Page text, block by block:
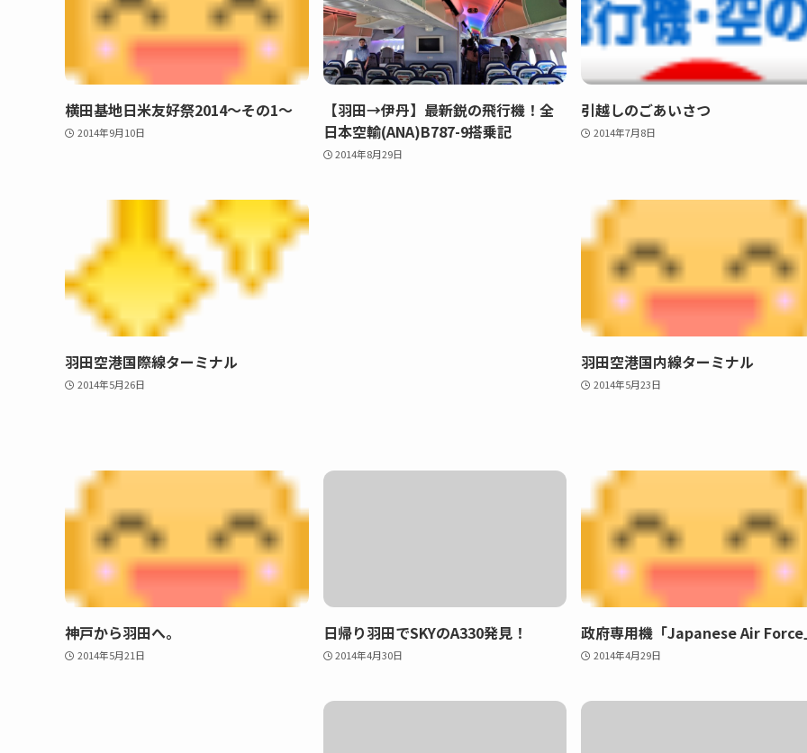
横田基地日米友好祭2014～その1～
2014年9月10日
【羽田→伊丹】最新鋭の飛行機！全
日本空輸(ANA)B787-9搭乗記
2014年8月29日
引越しのごあいさつ
2014年7月8日
羽田空港国際線ターミナル
2014年5月26日
羽田空港国内線ターミナル
2014年5月23日
神戸から羽田へ。
2014年5月21日
日帰り羽田でSKYのA330発見！
2014年4月30日
政府専用機「Japanese Air Force
2014年4月29日